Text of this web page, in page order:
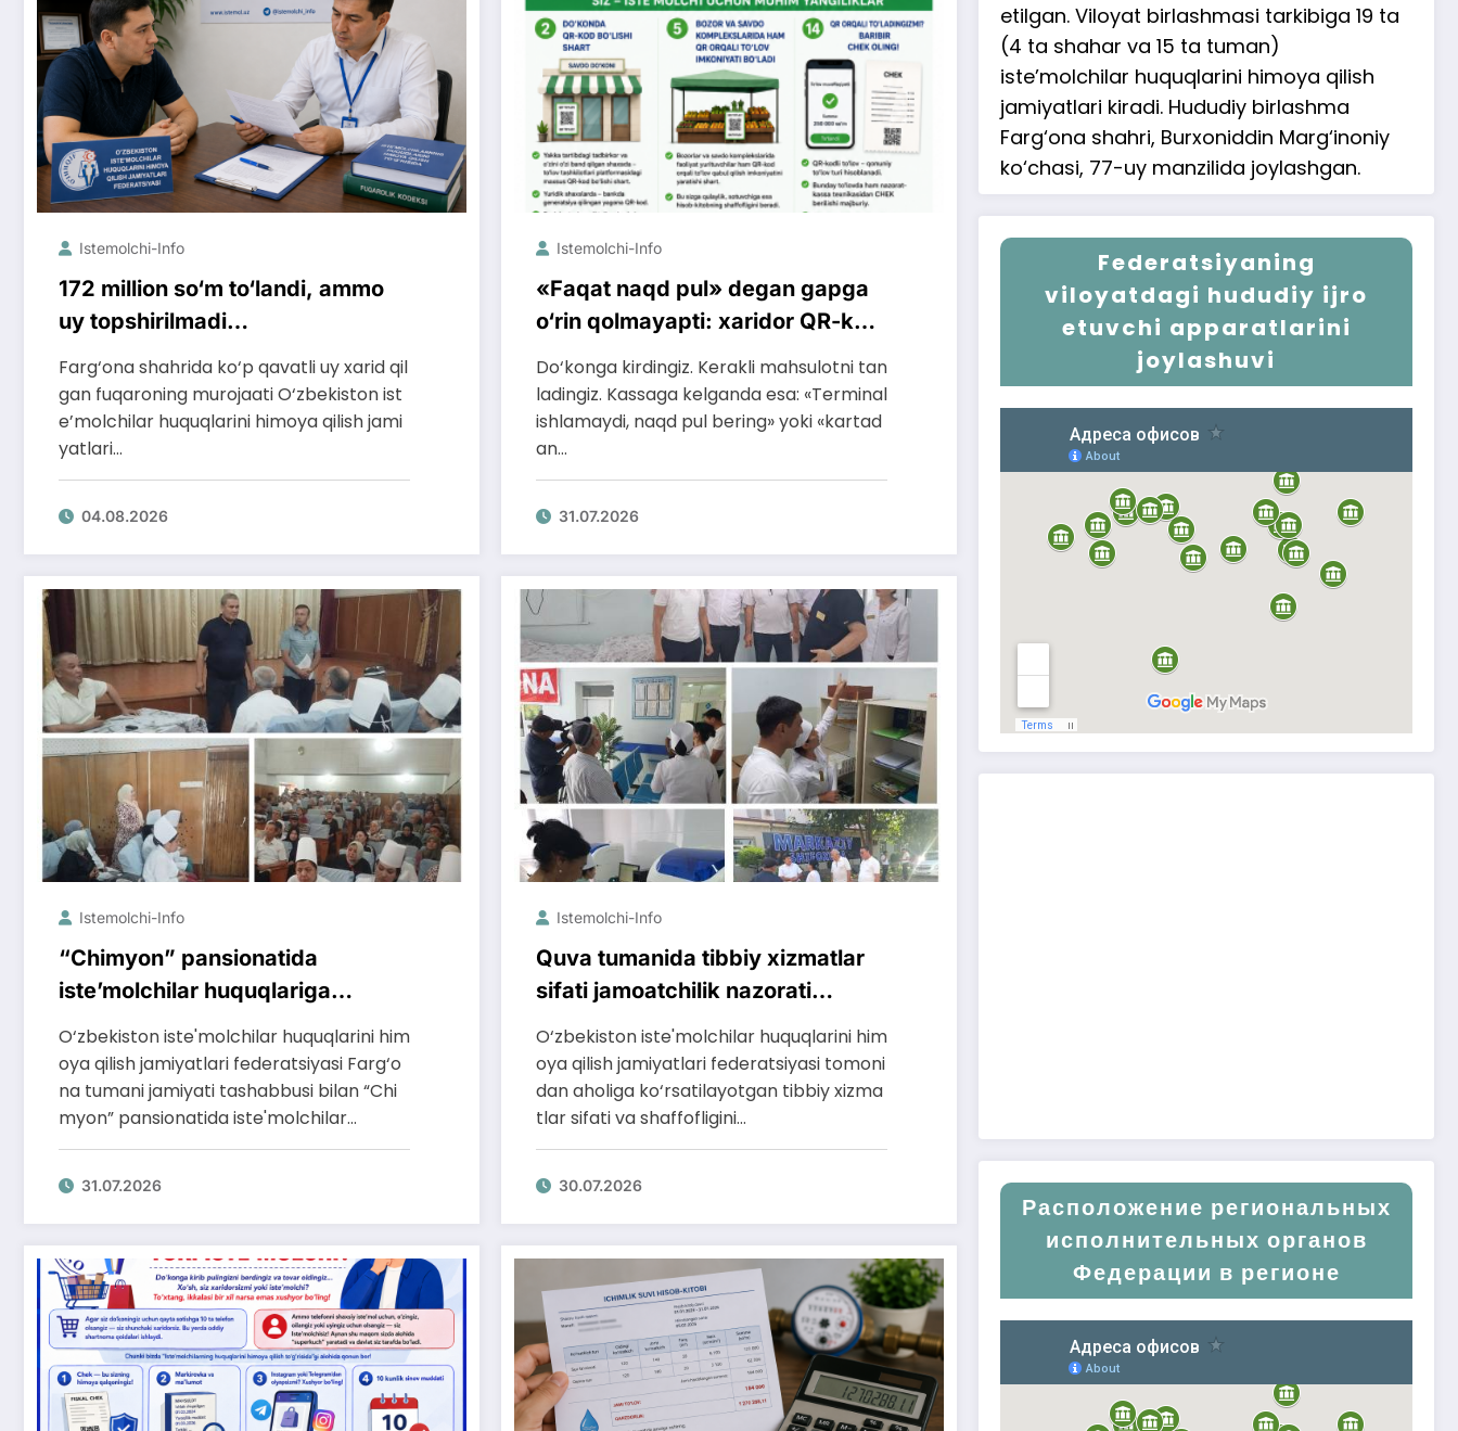
Istemolchi-Info
172 million so‘m to‘landi, ammo
uy topshirilmadi…
Farg‘ona shahrida ko‘p qavatli uy xarid qil
gan fuqaroning murojaati O‘zbekiston ist
e’molchilar huquqlarini himoya qilish jami
yatlari…
04.08.2026
Istemolchi-Info
«Faqat naqd pul» degan gapga
o‘rin qolmayapti: xaridor QR-kod
Do‘konga kirdingiz. Kerakli mahsulotni tan
ladingiz. Kassaga kelganda esa: «Terminal
ishlamaydi, naqd pul bering» yoki «kartad
an…
31.07.2026
Istemolchi-Info
“Chimyon” pansionatida
iste’molchilar huquqlariga
bag‘ishlangan targ‘ibot tadbiri
o‘tkazildi
O‘zbekiston iste'molchilar huquqlarini him
oya qilish jamiyatlari federatsiyasi Farg‘o
na tumani jamiyati tashabbusi bilan “Chi
myon” pansionatida iste'molchilar…
31.07.2026
Istemolchi-Info
Quva tumanida tibbiy xizmatlar
sifati jamoatchilik nazorati
tartibida o‘rganildi
O‘zbekiston iste'molchilar huquqlarini him
oya qilish jamiyatlari federatsiyasi tomoni
dan aholiga ko‘rsatilayotgan tibbiy xizma
tlar sifati va shaffofligini…
30.07.2026
etilgan. Viloyat birlashmasi tarkibiga 19 ta
(4 ta shahar va 15 ta tuman)
iste’molchilar huquqlarini himoya qilish
jamiyatlari kiradi. Hududiy birlashma
Farg‘ona shahri, Burxoniddin Marg‘inoniy
ko‘chasi, 77-uy manzilida joylashgan.
Federatsiyaning
viloyatdagi hududiy ijro
etuvchi apparatlarini
joylashuvi
Расположение региональных
исполнительных органов
Федерации в регионе